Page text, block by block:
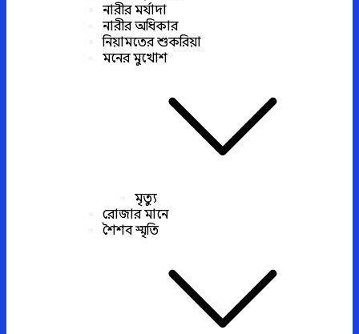
নারীর মর্যাদা
নারীর অধিকার
নিয়ামতের শুকরিয়া
মনের মুখোশ
মৃত্যু
রোজার মানে
শৈশব স্মৃতি